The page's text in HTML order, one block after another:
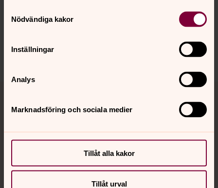
Nödvändiga kakor
Inställningar
Analys
Marknadsföring och sociala medier
Tillåt alla kakor
Tillåt urval
norrkoping@svenskakyrkan.se
Tillbaka till toppen
Tillbaka till innehållet
Kontakt
Kalender